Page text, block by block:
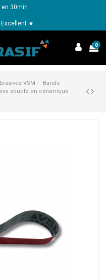
en 30min
★
0
VSM
Bande
souple en céramique